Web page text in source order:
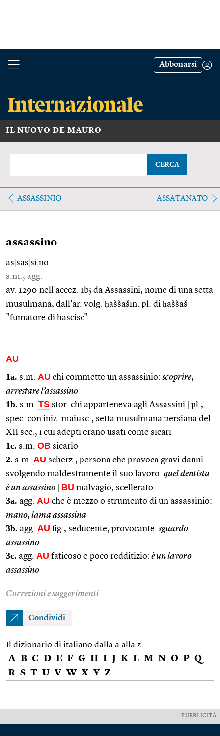
Abbonarsi
IL NUOVO DE MAURO
CERCA
ASSASSINIO ASSATANATO
assassino
as sas sì no
s.m., agg.
av. 1290 nell'accez. 1b; da Assassini, nome di una setta
musulmana, dall'ar. volg. ḥaššāšīn, pl. di ḥaššāš
"fumatore di hascisc".
AU
1a. s.m. AU chi commette un assassinio: scoprire,
arrestare l’assassino
1b. s.m. TS stor. chi apparteneva agli Assassini
pl.,
spec. con iniz. maiusc., setta musulmana persiana del
XII sec., i cui adepti erano usati come sicari
1c. s.m. OB sicario
2. s.m. AU scherz., persona che provoca gravi danni
svolgendo maldestramente il suo lavoro: quel dentista
è un assassino
BU malvagio, scellerato
3a. agg. AU che è mezzo o strumento di un assassinio:
mano, lama assassina
3b. agg. AU fig., seducente, provocante: sguardo
assassino
3c. agg. AU faticoso e poco redditizio: è un lavoro
assassino
Correzioni e suggerimenti
Condividi
Il dizionario di italiano dalla a alla z
A B C D E F G H I J K L M N O P Q
R S T U V W X Y Z
PUBBLICITÀ